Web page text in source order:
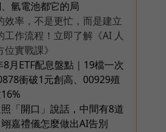
氫電池都它的局
效率，不是更忙，而是建立
工作流程！立即了解《AI 人
位實戰課》
月ETF配息盤點｜19檔一次
衝破1元創高、00929殖
「開口」說話，中間有8道
嘉禮儀怎麼做出AI告別